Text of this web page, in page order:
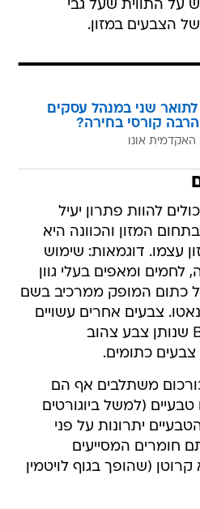
על התווית שעל גבי
הצבעים במזון.
לתואר שני במנהל עסקים
קורסי בחירה?
אונו
להוות פתרון יעיל
המזון והכוונה היא
עצמו. דוגמאות: שימוש
ומאפים בעלי גוון
כתום המופק ממרכיב בשם
צבעים אחרים עשויים
מוויטמינים כמו ויטמין B2 שנותן צבע צהוב
כתומים.
משתלבים אף הם
(למשל ביוגורטים
יתרונות על פני
חומרים המסייעים
(שהופך בגוף לויטמין